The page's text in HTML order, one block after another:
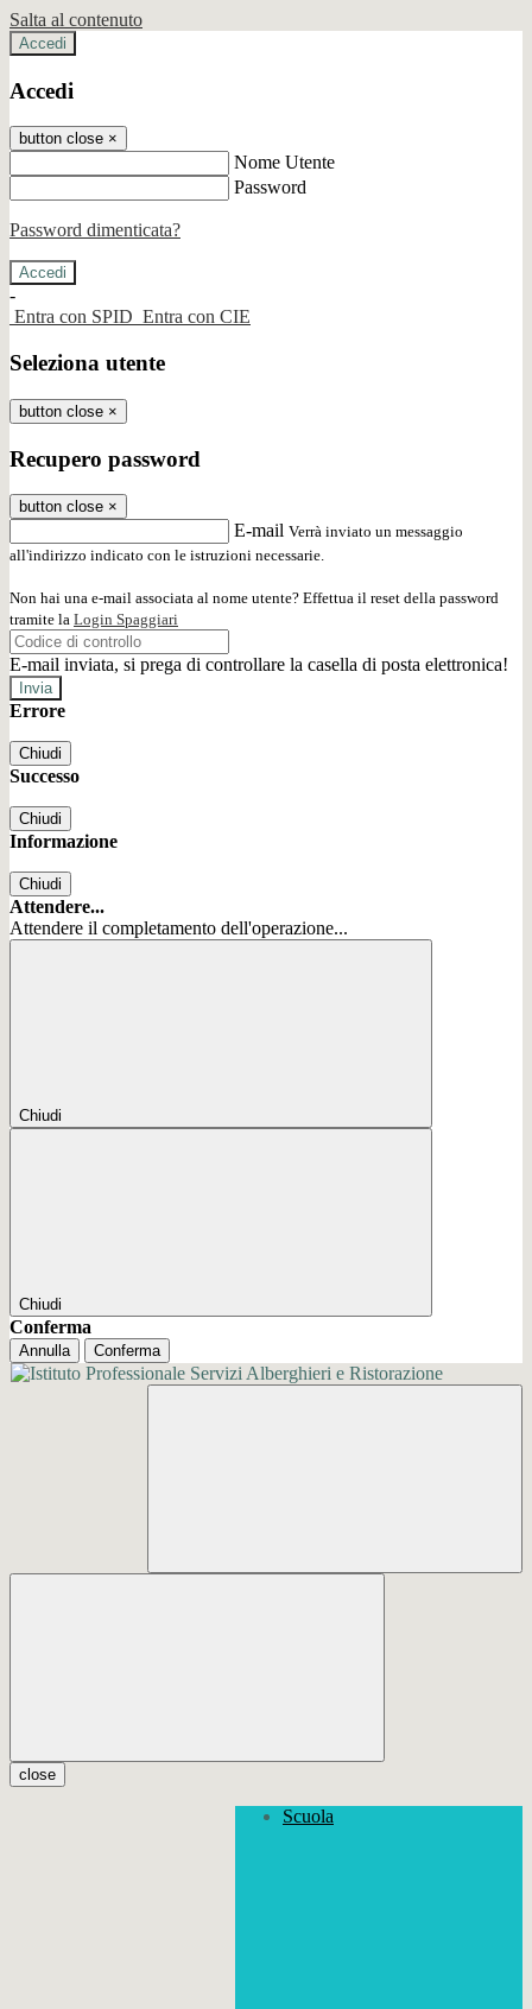
Salta al contenuto
Accedi
Accedi
button close ×
Nome Utente
Password
Password dimenticata?
-
Entra con SPID Entra con CIE
Seleziona utente
button close ×
Recupero password
button close ×
E-mail Verrà inviato un messaggio
all'indirizzo indicato con le istruzioni necessarie.
Non hai una e-mail associata al nome utente? Effettua il reset della password
tramite la Login Spaggiari
E-mail inviata, si prega di controllare la casella di posta elettronica!
Errore
Chiudi
Successo
Chiudi
Informazione
Chiudi
Attendere...
Attendere il completamento dell'operazione...
Chiudi
Chiudi
Conferma
Annulla Conferma
close
Scuola